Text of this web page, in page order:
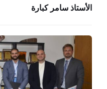
الأستاذ سامر كبارة